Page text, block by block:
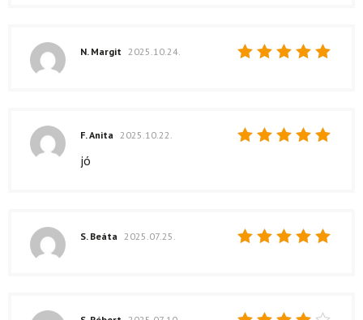
N. Margit 2025.10.24.
F. Anita 2025.10.22.
jó
S. Beáta 2025.07.25.